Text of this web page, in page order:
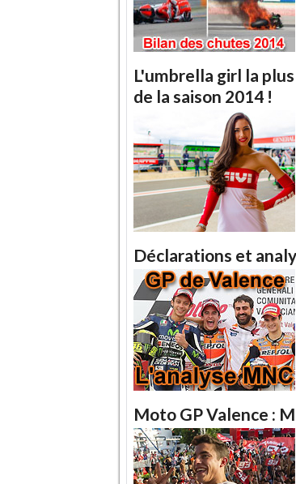
L'umbrella girl la
de la saison 2014 !
Déclarations et
Moto GP Valence :